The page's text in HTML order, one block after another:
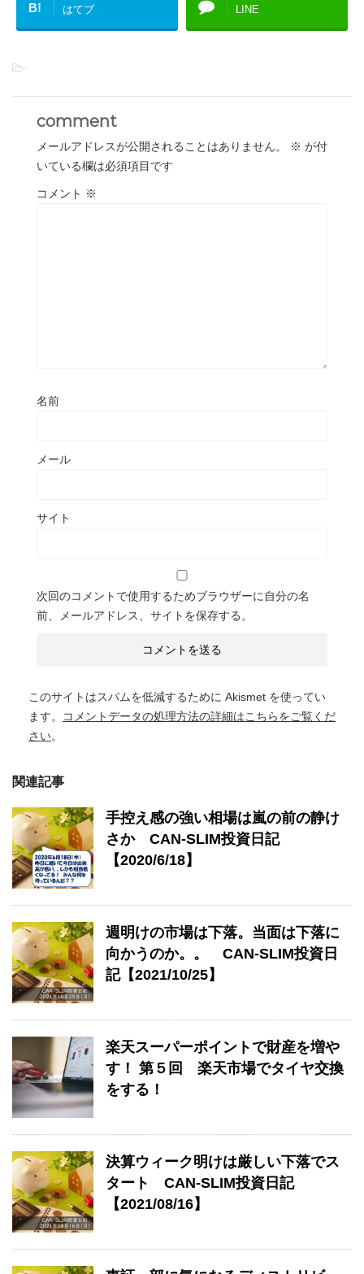
B! はてブ LINE
-
comment
メールアドレスが公開されることはありません。 ※ が付
いている欄は必須項目です
コメント ※
名前
メール
サイト
次回のコメントで使用するためブラウザーに自分の名
前、メールアドレス、サイトを保存する。
このサイトはスパムを低減するために Akismet を使ってい
ます。
コメントデータの処理方法の詳細はこちらをご覧くだ
さい。
関連記事
手控え感の強い相場は嵐の前の静け
さか CAN-SLIM投資日記
【2020/6/18】
週明けの市場は下落。当面は下落に
向かうのか。。 CAN-SLIM投資日
記【2021/10/25】
楽天スーパーポイントで財産を増や
す！ 第５回 楽天市場でタイヤ交換
をする！
決算ウィーク明けは厳しい下落でス
タート CAN-SLIM投資日記
【2021/08/16】